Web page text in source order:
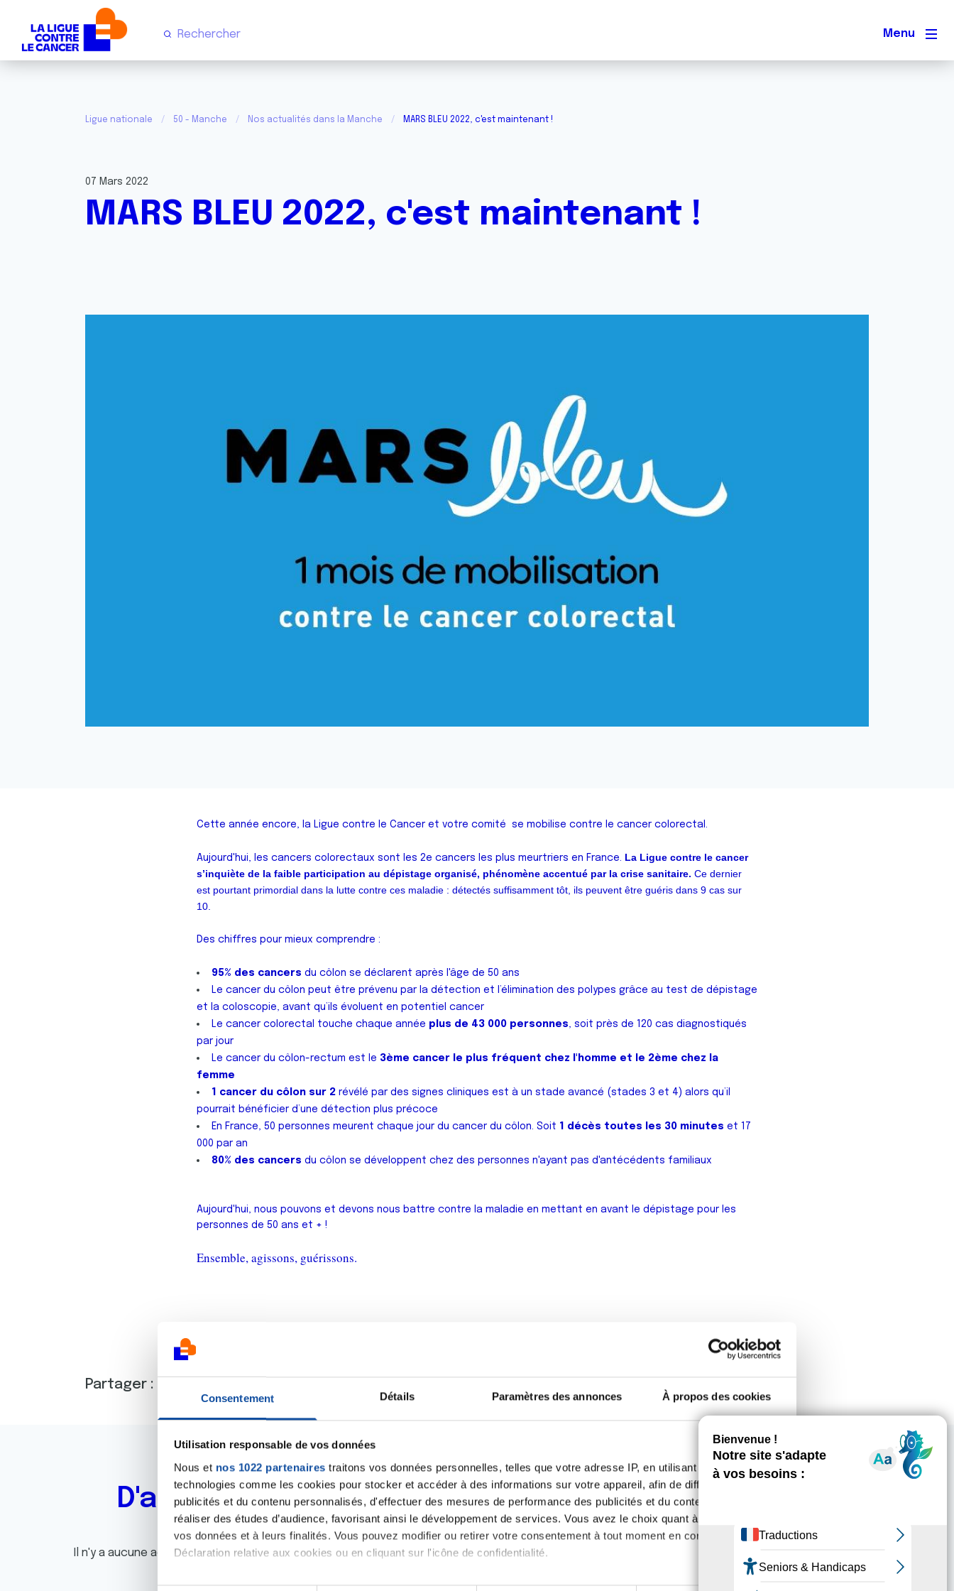
Consentement Détails Paramètres des annonces À propos des cookies
Utilisation responsable de vos données
Nous et nos 1022 partenaires traitons vos données personnelles, telles que votre adresse IP, en utilisant des
technologies comme les cookies pour stocker et accéder à des informations sur votre appareil, afin de diffuser des
publicités et du contenu personnalisés, d'effectuer des mesures de performance des publicités et du contenu, ainsi que de
réaliser des études d’audience, favorisant ainsi le développement de services. Vous avez le choix quant à l'utilisation de
vos données et à leurs finalités. Vous pouvez modifier ou retirer votre consentement à tout moment en consultant la
Déclaration relative aux cookies ou en cliquant sur l'icône de confidentialité.
Si vous le permettez, nous aimerions également :
Menu
Ligue nationale 50 - Manche Nos actualités dans la Manche MARS BLEU 2022, c'est maintenant !
07 Mars 2022
MARS BLEU 2022, c'est maintenant !
Cette année encore, la Ligue contre le Cancer et votre comité se mobilise contre le cancer colorectal.
Aujourd'hui, les cancers colorectaux sont les 2e cancers les plus meurtriers en France. La Ligue contre le cancer
s’inquiète de la faible participation au dépistage organisé, phénomène accentué par la crise sanitaire. Ce dernier
est pourtant primordial dans la lutte contre ces maladie : détectés suffisamment tôt, ils peuvent être guéris dans 9 cas sur
10.
Des chiffres pour mieux comprendre :
95% des cancers du côlon se déclarent après l'âge de 50 ans
Le cancer du côlon peut être prévenu par la détection et l’élimination des polypes grâce au test de dépistage
et la coloscopie, avant qu’ils évoluent en potentiel cancer
Le cancer colorectal touche chaque année plus de 43 000 personnes, soit près de 120 cas diagnostiqués
par jour
Le cancer du côlon-rectum est le 3ème cancer le plus fréquent chez l'homme et le 2ème chez la
femme
1 cancer du côlon sur 2 révélé par des signes cliniques est à un stade avancé (stades 3 et 4) alors qu’il
pourrait bénéficier d’une détection plus précoce
En France, 50 personnes meurent chaque jour du cancer du côlon. Soit 1 décès toutes les 30 minutes et 17
000 par an
80% des cancers du côlon se développent chez des personnes n'ayant pas d'antécédents familiaux
Aujourd'hui, nous pouvons et devons nous battre contre la maladie en mettant en avant le dépistage pour les
personnes de 50 ans et + !
Ensemble, agissons, guérissons.
Partager :
D'autres actualités qui pourraient vous intéresser
Il n'y a aucune actualité disponible pour le moment.